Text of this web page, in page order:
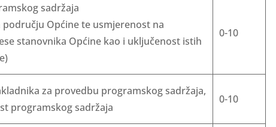
sadržaja
području Općine te usmjerenost na
stanovnika Općine kao i uključenost istih
0-10
za provedbu programskog sadržaja,
programskog sadržaja
0-10